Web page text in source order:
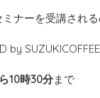
ナーを受講され
by
10時30分まで